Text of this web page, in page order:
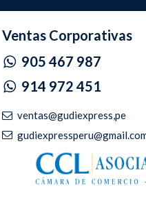
Ventas Corporativas
905 467 987
914 972 451
ventas@gudiexpress,pe